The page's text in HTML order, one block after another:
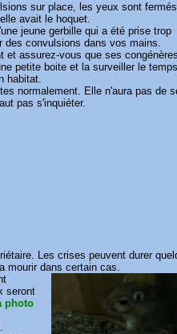
sur place, les yeux sont
avait le hoquet.
jeune gerbille qui a été prise trop
des convulsions dans vos mains.
et assurez-vous que ses
petite boite et la surveiller le
habitat.
normalement. Elle n'aura pas de
pas s'inquiéter.
Les crises peuvent durer
mourir dans certain cas.
seront
photo